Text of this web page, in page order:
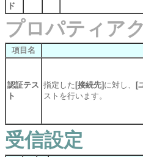
ド
プロパティア
項目名
認証テス
ト
指定した [接続先] に対し、 [
ストを行います。
受信設定